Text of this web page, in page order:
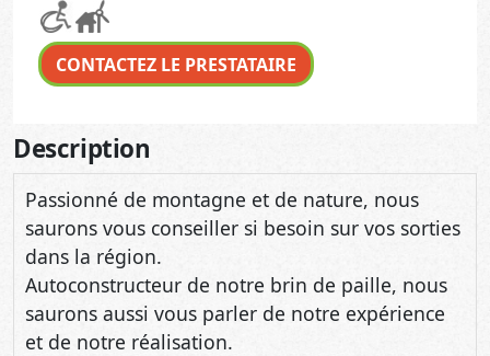
CONTACTEZ LE PRESTATAIRE
Description
Passionné de montagne et de nature, nous
saurons vous conseiller si besoin sur vos sorties
dans la région.
Autoconstructeur de notre brin de paille, nous
saurons aussi vous parler de notre expérience
et de notre réalisation.